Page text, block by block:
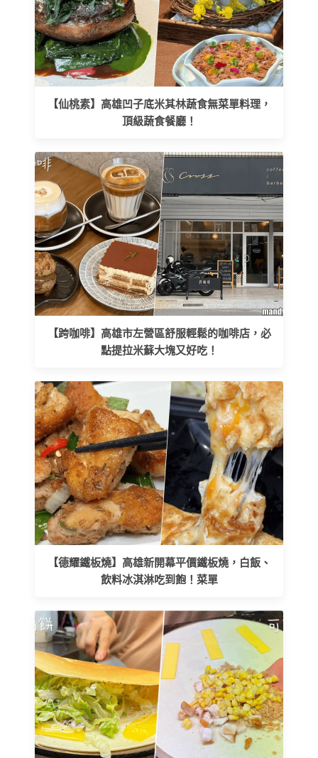
【仙桃素】高雄凹子底米其林蔬食無菜單料理，
頂級蔬食餐廳！
【跨咖啡】高雄市左營區舒服輕鬆的咖啡店，必
點提拉米蘇大塊又好吃！
【德耀鐵板燒】高雄新開幕平價鐵板燒，白飯、
飲料冰淇淋吃到飽！菜單